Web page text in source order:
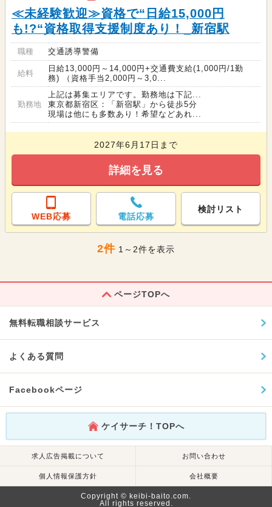
≪未経験歓迎≫資格で“日給15,000円
も!?“資格取得支援制度あり！_新宿駅
職種 交通誘導警備
給料
日給13,000円～14,000円+交通費支給(1,000円/1勤
務) （資格手当2,000円～3,0...
勤務地
上記は募集エリアです。勤務地は下記...
東京都新宿区：「新宿駅」から徒歩5分
現場は他にも多数あり！希望などあれ...
2027年6月17日まで
詳細を見る
WEB応募 電話応募
検討リスト
2件 1～2件を表示
ページTOPへ
無料転職相談サービス
よくある質問
Facebookページ
ケイサーチ！TOPへ
求人広告掲載について お問い合わせ
個人情報保護方針 会社概要
Copyright © keibi-baito.com.
All rights reserved.